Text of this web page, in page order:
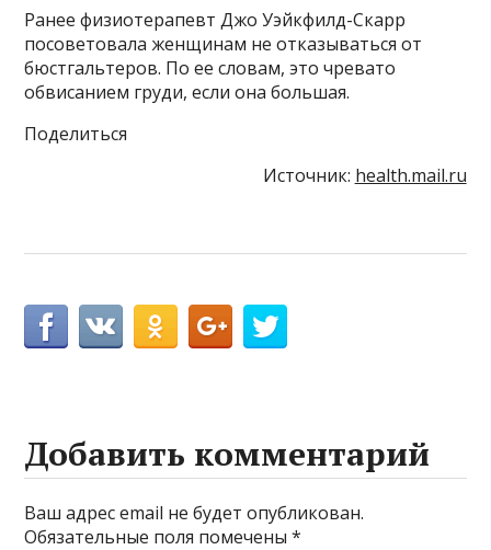
Ранее физиотерапевт Джо Уэйкфилд-Скарр
посоветовала женщинам не отказываться от
бюстгальтеров. По ее словам, это чревато
обвисанием груди, если она большая.
Поделиться
Источник: health.mail.ru
Добавить комментарий
Ваш адрес email не будет опубликован.
Обязательные поля помечены*